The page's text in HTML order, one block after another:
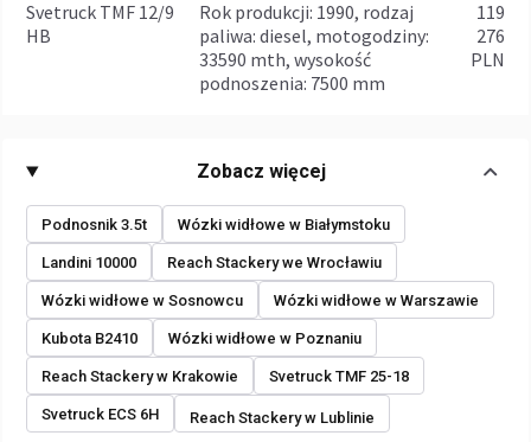
Svetruck TMF 12/9
HB
rok produkcji: 1990, rodzaj
paliwa: diesel, motogodziny:
33590 mth, wysokość
podnoszenia: 7500 mm
119
276
PLN
Zobacz więcej
Podnosnik 3.5t Wózki widłowe w Białymstoku
Landini 10000 Reach Stackery we Wrocławiu
Wózki widłowe w Sosnowcu Wózki widłowe w Warszawie
Kubota B2410 Wózki widłowe w Poznaniu
Reach Stackery w Krakowie Svetruck TMF 25-18
Svetruck ECS 6H Reach Stackery w Lublinie